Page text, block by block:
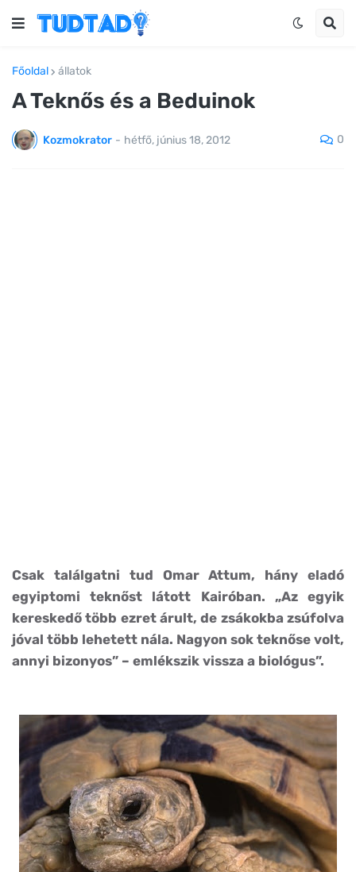
Főoldal állatok
A Teknős és a Beduinok
Kozmokrator - hétfő, június 18, 2012 0
Csak találgatni tud Omar Attum, hány eladó
egyiptomi teknőst látott Kairóban. „Az egyik
kereskedő több ezret árult, de zsákokba zsúfolva
jóval több lehetett nála. Nagyon sok teknőse volt,
annyi bizonyos” – emlékszik vissza a biológus”.